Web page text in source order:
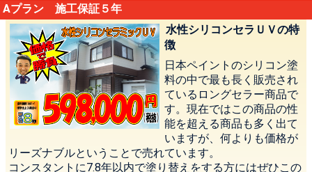
Aプラン 施工保証５年
水性シリコンセラＵＶの特
徴
日本ペイントのシリコン塗
料の中で最も長く販売され
ているロングセラー商品で
す。現在ではこの商品の性
能を超える商品も多く出て
いますが、何よりも価格が
リーズナブルということで売れています。
コンスタントに7.8年以内で塗り替えをする方にはぜひこの